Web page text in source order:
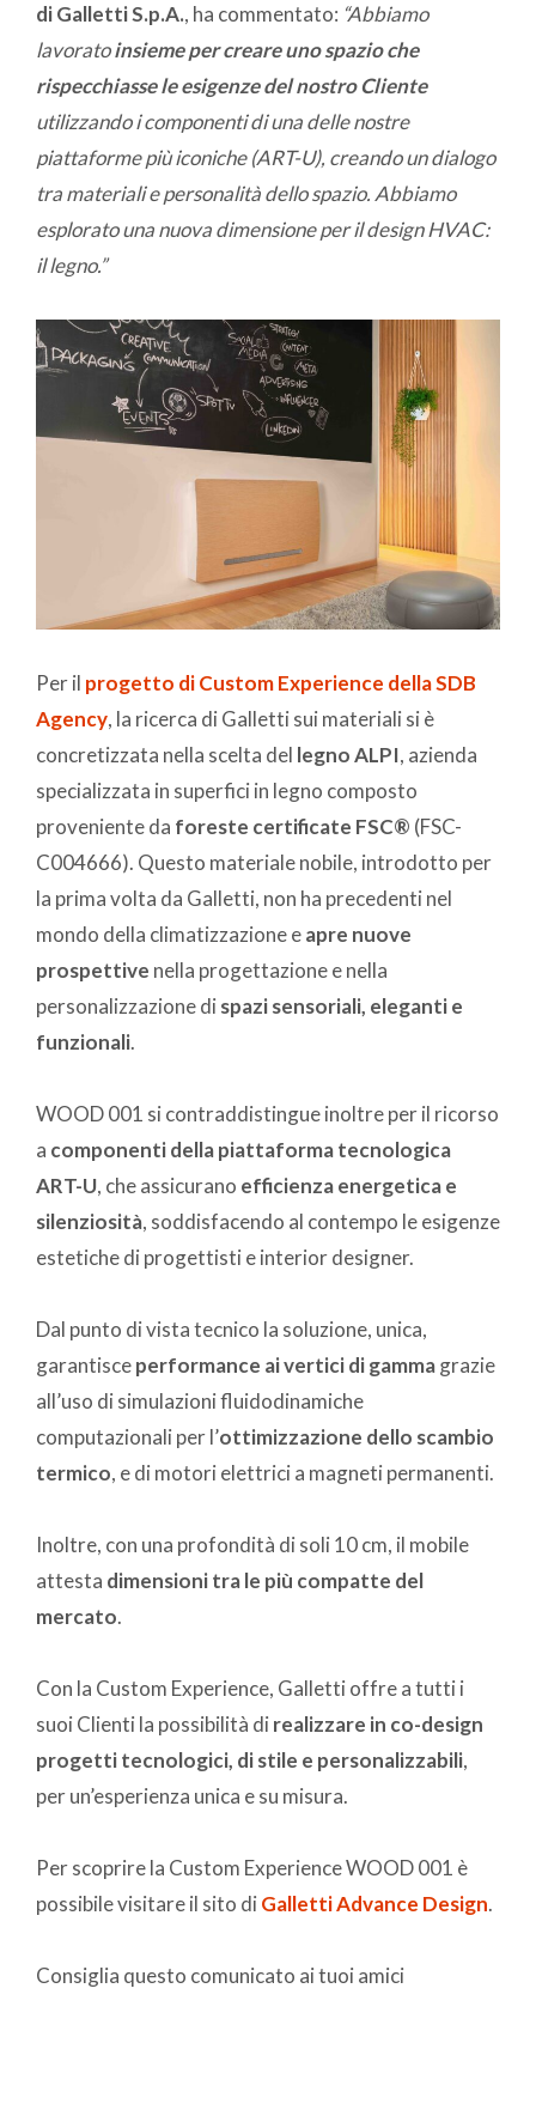
di Galletti S.p.A., ha commentato: “Abbiamo
lavoratoinsieme per creare uno spazio che
rispecchiasse le esigenze del nostro Cliente
utilizzando i componenti di una delle nostre
piattaforme più iconiche (ART-U), creando un dialogo
tra materiali e personalità dello spazio. Abbiamo
esplorato una nuova dimensione per il design HVAC:
il legno.”
Per il progetto di Custom Experience della SDB
Agency, la ricerca di Galletti sui materiali si è
concretizzata nella scelta del legno ALPI, azienda
specializzata in superfici in legno composto
proveniente da foreste certificate FSC® (FSC-
C004666). Questo materiale nobile, introdotto per
la prima volta da Galletti, non ha precedenti nel
mondo della climatizzazione eapre nuove
prospettive nella progettazione e nella
personalizzazione di spazi sensoriali, eleganti e
funzionali.
WOOD 001 si contraddistingue inoltre per il ricorso
a componenti della piattaforma tecnologica
ART-U, che assicurano efficienza energetica e
silenziosità, soddisfacendo al contempo le esigenze
estetiche di progettisti e interior designer.
Dal punto di vista tecnico la soluzione, unica,
garantisceperformance ai vertici di gammagrazie
all’uso di simulazioni fluidodinamiche
computazionali per l’ottimizzazione dello scambio
termico, e di motori elettrici a magneti permanenti.
Inoltre, con una profondità di soli 10 cm, il mobile
attesta dimensioni tra le più compatte del
mercato.
Con la Custom Experience, Galletti offre a tutti i
suoi Clienti la possibilità di realizzare in co-design
progetti tecnologici, di stile e personalizzabili,
per un’esperienza unica e su misura.
Per scoprire la Custom Experience WOOD 001 è
possibile visitare il sito di Galletti Advance Design.
Consiglia questo comunicato ai tuoi amici